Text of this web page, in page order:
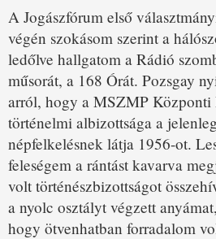
A Jogászfórum első
végén szokásom szerint a
ledőlve hallgatom a Rádió
műsorát, a 168 Órát. Pozsgay
arról, hogy a MSZMP Központi
történelmi albizottsága a
népfelkelésnek látja 1956-ot.
feleségem a rántást kavarva
volt történészbizottságot
a nyolc osztályt végzett
hogy ötvenhatban forradalom